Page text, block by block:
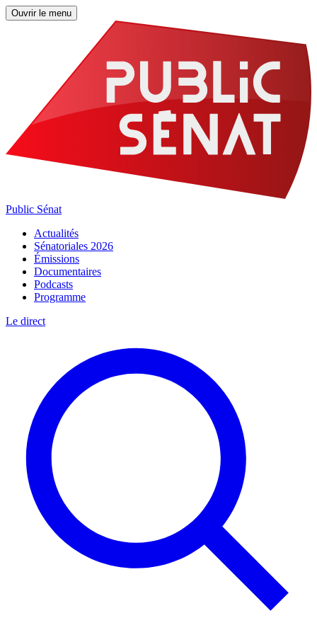
Ouvrir le menu
Public Sénat
Actualités
Sénatoriales 2026
Émissions
Documentaires
Podcasts
Programme
Le direct